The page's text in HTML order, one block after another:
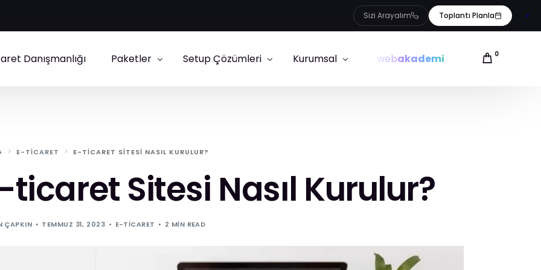
Sizi Arayalım Toplantı Planla
Danışmanlığı Paketler Setup Çözümleri
Ticimax Setup
ikas Setup
Kurumsal
Blog
İletişim
E-ticaret Sözlüğü
webakademi 0
E-TICARET E-TICARET SITESI NASIL KURULUR?
ticaret Sitesi Nasıl Kurulur?
ÇAPKIN TEMMUZ 31, 2023 E-TICARET 2 MIN READ